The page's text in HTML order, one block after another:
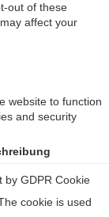
out of these
affect your
website to function
and security
by GDPR Cookie
cookie is used